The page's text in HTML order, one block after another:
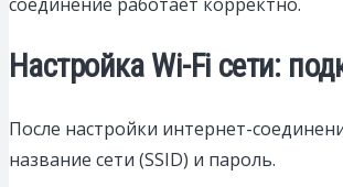
Настройка Wi-Fi сети:
После настройки интернет-
название сети (SSID) и пароль.